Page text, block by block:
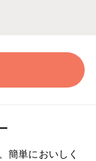
簡単においしく